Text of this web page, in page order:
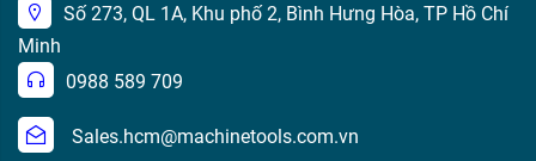
Số 273, QL 1A, Khu phố 2, Bình Hưng Hòa, TP Hồ Chí
Minh
0988 589 709
Sales.hcm@machinetools.com.vn